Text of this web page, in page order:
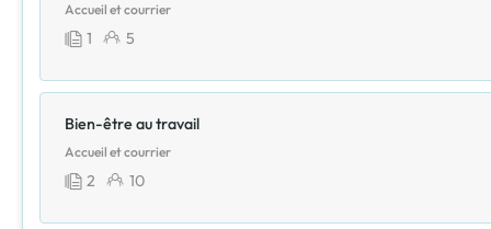
Accueil et courrier
1 5
Bien-être au travail
Accueil et courrier
2 10